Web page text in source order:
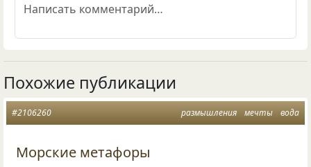
Похожие публикации
размышления мечты вода
#2106260
Морские метафоры